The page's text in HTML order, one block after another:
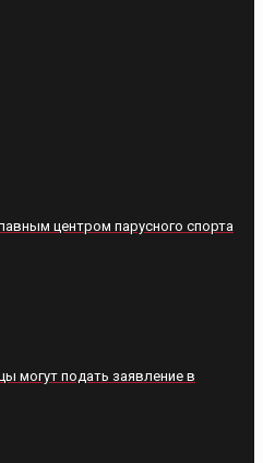
центром парусного спорта
могут подать заявление в